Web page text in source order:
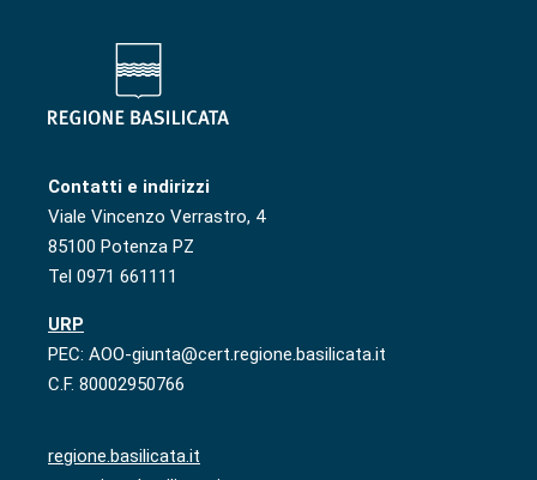
Contatti e indirizzi
Viale Vincenzo Verrastro, 4
85100 Potenza PZ
Tel 0971 661111
URP
PEC: AOO-giunta@cert.regione.basilicata.it
C.F. 80002950766
regione.basilicata.it